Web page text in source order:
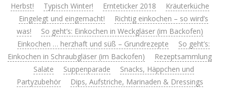
Herbst!
Typisch Winter! Ernteticker 2018
Kräuterküche
Eingelegt und eingemacht!
Richtig einkochen – so wird’s
was!
So geht’s: Einkochen in Weckgläser (im Backofen)
Einkochen … herzhaft und süß – Grundrezepte
So geht’s:
Einkochen in Schraubgläser (im Backofen)
Rezeptsammlung
Salate
Suppenparade
Snacks, Häppchen und
Partyzubehör
Dips, Aufstriche, Marinaden & Dressings